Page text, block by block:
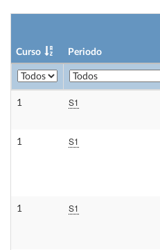
Curso Periodo
1 S1
1 S1
1 S1